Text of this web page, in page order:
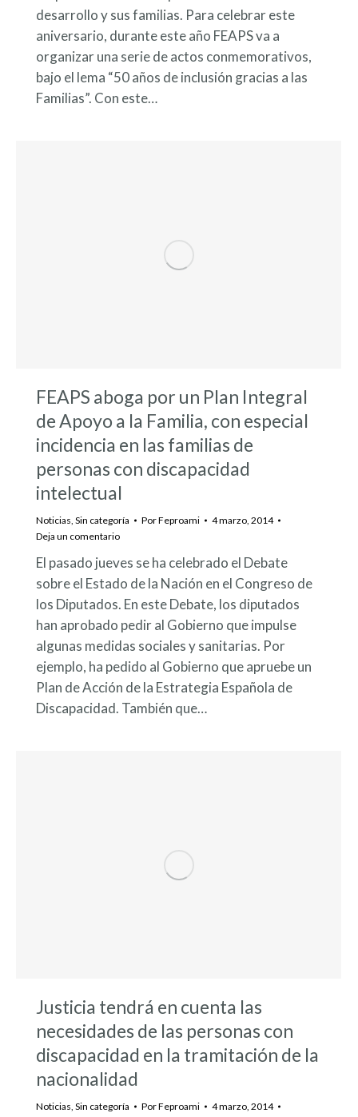
desarrollo y sus familias. Para celebrar este
aniversario, durante este año FEAPS va a
organizar una serie de actos conmemorativos,
bajo el lema “50 años de inclusión gracias a las
Familias”. Con este…
FEAPS aboga por un Plan Integral
de Apoyo a la Familia, con especial
incidencia en las familias de
personas con discapacidad
intelectual
Noticias Sin categoría PorFeproami
4 marzo, 2014
Deja un comentario
El pasado jueves se ha celebrado el Debate
sobre el Estado de la Nación en el Congreso de
los Diputados. En este Debate, los diputados
han aprobado pedir al Gobierno que impulse
algunas medidas sociales y sanitarias. Por
ejemplo, ha pedido al Gobierno que apruebe un
Plan de Acción de la Estrategia Española de
Discapacidad. También que…
Justicia tendrá en cuenta las
necesidades de las personas con
discapacidad en la tramitación de la
nacionalidad
Noticias Sin categoría PorFeproami
4 marzo, 2014